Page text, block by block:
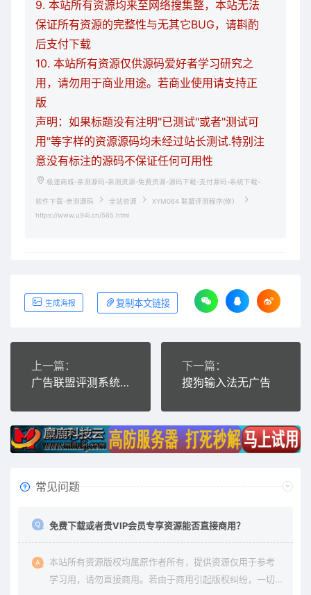
9. 本站所有资源均来至网络搜集整，本站无法
保证所有资源的完整性与无其它BUG，请斟酌
后支付下载
10. 本站所有资源仅供源码爱好者学习研究之
用，请勿用于商业用途。若商业使用请支持正
版
声明：如果标题没有注明"已测试"或者"测试可
用"等字样的资源源码均未经过站长测试.特别注
意没有标注的源码不保证任何可用性
极速商城-亲测源码-亲测资源-免费资源-源码下载-支付源码-系统下载-
软件下载-亲测源码 全站资源
XYM064 联盟评测程序(修）
https://www.u94i.cn/565.html
生成海报 复制本文链接
上一篇：
广告联盟评测系统Modoer sc v2.6 正式版
下一篇：
搜狗输入法无广告
常见问题
免费下载或者贵VIP会员专享资源能否直接商用？
本站所有资源版权均属原作者所有，提供资源仅用于参考
学习用，请勿直接商用。若由于商用引起版权纠纷，一切